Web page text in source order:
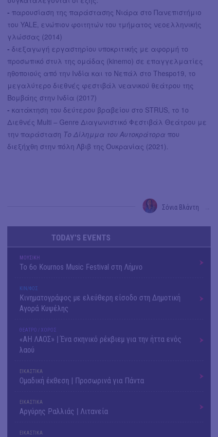
- παρουσίαση της παράστασης Νιάρα στο Πανεπιστήμιο
του YALE, ενώπιον φοιτητών του τμήματος νεοελληνικής
γλώσσας (2014)
- διεξαγωγή εργαστηρίου υποκριτικής με αφορμή το
προσωπικό στυλ της ομάδας (kinemo) σε επαγγελματίες
ηθοποιούς από την Ινδία και το Νεπάλ στο Thespo19, το
μεγαλύτερο διεθνές φεστιβάλ νεανικού θεάτρου της
Βομβάης στην Ινδία (2017)
- κατάκτηση του δεύτερου βραβείου στο STRUS, το 1ο
Διεθνές Multi – Genre Διαγωνιστικό Φεστιβάλ Θεάτρου με
την παράσταση Το Δίλημμα του Αυτοκράτορα που
διεξήχθη στην πόλη Λβιβ της Ουκρανίας (2021).
Σόνια Βλάντη
TODAY'S EVENTS
ΜΟΥΣΙΚΗ
Το 6ο Kournos Music Festival στη Λήμνο
ΚΙΝ/ΦΟΣ
Κινηματογράφος με ελεύθερη είσοδο στη Δημοτική
Αγορά Κυψέλης
ΘΕΑΤΡΟ / ΧΟΡΟΣ
«ΑΗ ΛΑΟΣ» | Ένα σκηνικό ρέκβιεμ για την ήττα ενός
λαού
ΕΙΚΑΣΤΙΚΑ
Ομαδική έκθεση | Προσωρινά για Πάντα
ΕΙΚΑΣΤΙΚΑ
Αργύρης Ραλλιάς | Λιτανεία
ΕΙΚΑΣΤΙΚΑ